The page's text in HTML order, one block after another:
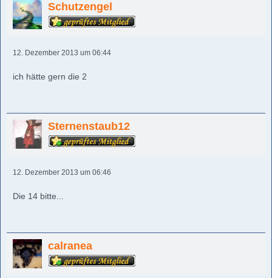
Schutzengel
12. Dezember 2013 um 06:44
ich hätte gern die 2
Sternenstaub12
12. Dezember 2013 um 06:46
Die 14 bitte...
calranea